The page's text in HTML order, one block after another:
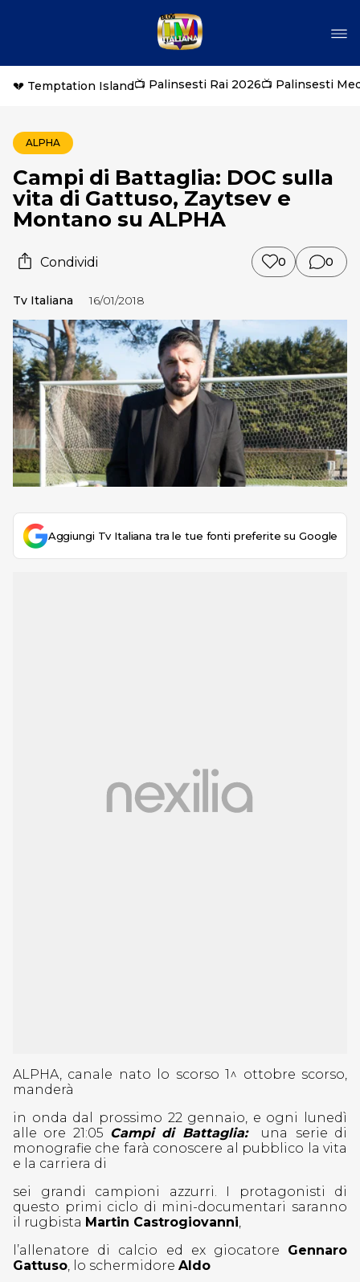
💔 Temptation Island📺 Palinsesti Rai 2026📺 Palinsesti
ALPHA
Campi di Battaglia: DOC sulla
vita di Gattuso, Zaytsev e
Montano su ALPHA
Condividi 0 0
Tv Italiana 16/01/2018
Aggiungi Tv Italiana tra le tue fonti preferite su Google
ALPHA, canale nato lo scorso 1^ ottobre scorso,
manderà
in onda dal prossimo 22 gennaio, e ogni lunedì
alle ore 21:05 Campi di Battaglia: una
serie di
monografie che farà conoscere al pubblico la vita
e la carriera di
sei grandi campioni azzurri. I protagonisti di
questo primi ciclo di mini-documentari saranno
il rugbista Martin Castrogiovanni,
l’allenatore di calcio ed ex giocatore Gennaro
Gattuso, lo schermidore Aldo